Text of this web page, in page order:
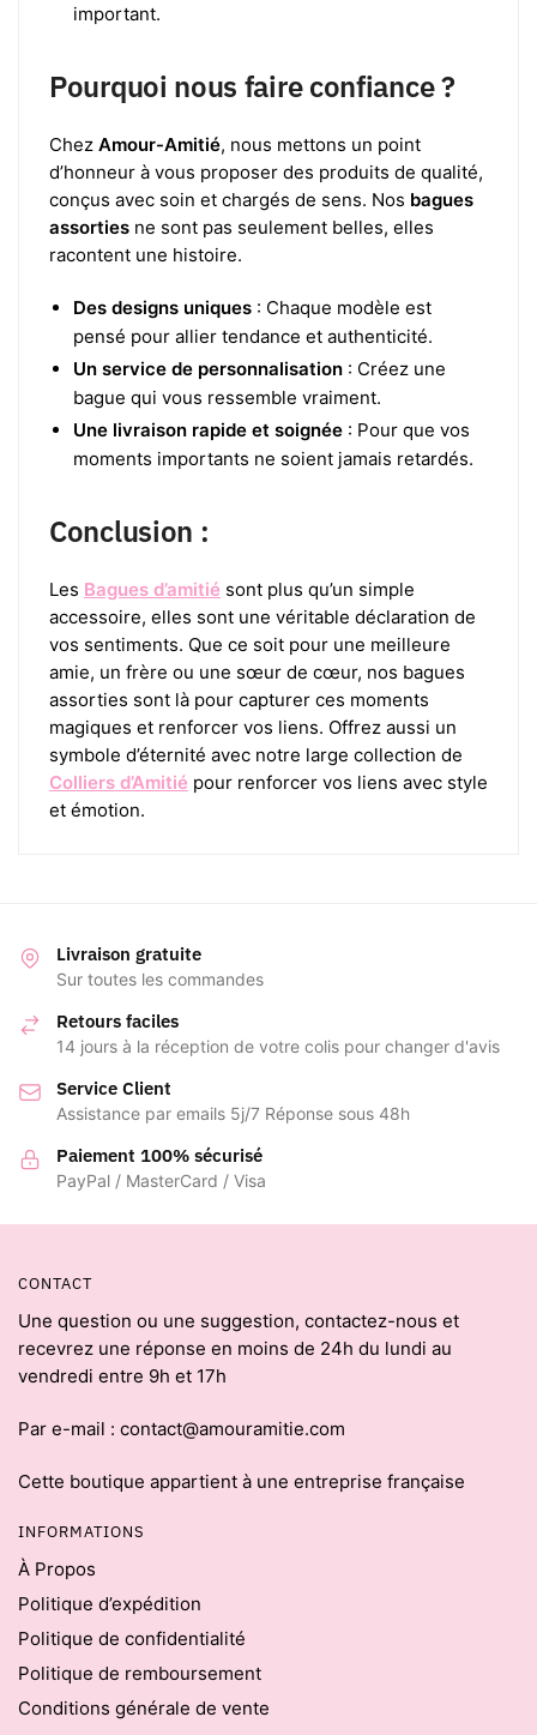
important.
Pourquoi nous faire confiance ?
Chez Amour-Amitié, nous mettons un point
d’honneur à vous proposer des produits de qualité,
conçus avec soin et chargés de sens. Nos bagues
assorties ne sont pas seulement belles, elles
racontent une histoire.
Des designs uniques : Chaque modèle est
pensé pour allier tendance et authenticité.
Un service de personnalisation : Créez une
bague qui vous ressemble vraiment.
Une livraison rapide et soignée : Pour que vos
moments importants ne soient jamais retardés.
Conclusion :
Les Bagues d’amitié sont plus qu’un simple
accessoire, elles sont une véritable déclaration de
vos sentiments. Que ce soit pour une meilleure
amie, un frère ou une sœur de cœur, nos bagues
assorties sont là pour capturer ces moments
magiques et renforcer vos liens. Offrez aussi un
symbole d’éternité avec notre large collection de
Colliers d’Amitié pour renforcer vos liens avec style
et émotion.
Livraison gratuite
Sur toutes les commandes
Retours faciles
14 jours à la réception de votre colis pour changer d'avis
Service Client
Assistance par emails 5j/7 Réponse sous 48h
Paiement 100% sécurisé
PayPal / MasterCard / Visa
CONTACT
Une question ou une suggestion, contactez-nous et
recevrez une réponse en moins de 24h du lundi au
vendredi entre 9h et 17h
Par e-mail : contact@amouramitie.com
Cette boutique appartient à une entreprise française
INFORMATIONS
À Propos
Politique d’expédition
Politique de confidentialité
Politique de remboursement
Conditions générale de vente